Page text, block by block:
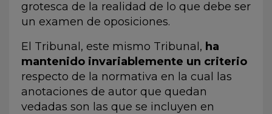
grotesca de la realidad de lo que debe ser
un examen de oposiciones.
El Tribunal, este mismo Tribunal, ha
mantenido invariablemente un criterio
respecto de la normativa en la cual las
anotaciones de autor que quedan
vedadas son las que se incluyen en